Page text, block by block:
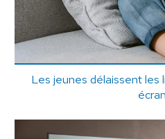
Les jeunes délaissent les